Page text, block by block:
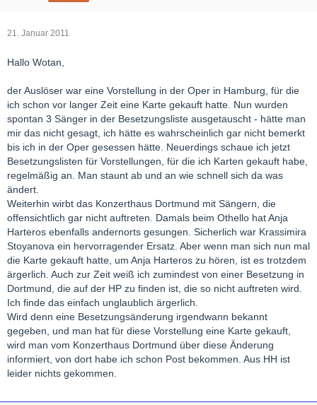
21. Januar 2011
Hallo Wotan,
der Auslöser war eine Vorstellung in der Oper in Hamburg, für die
ich schon vor langer Zeit eine Karte gekauft hatte. Nun wurden
spontan 3 Sänger in der Besetzungsliste ausgetauscht - hätte man
mir das nicht gesagt, ich hätte es wahrscheinlich gar nicht bemerkt
bis ich in der Oper gesessen hätte. Neuerdings schaue ich jetzt
Besetzungslisten für Vorstellungen, für die ich Karten gekauft habe,
regelmäßig an. Man staunt ab und an wie schnell sich da was
ändert.
Weiterhin wirbt das Konzerthaus Dortmund mit Sängern, die
offensichtlich gar nicht auftreten. Damals beim Othello hat Anja
Harteros ebenfalls andernorts gesungen. Sicherlich war Krassimira
Stoyanova ein hervorragender Ersatz. Aber wenn man sich nun mal
die Karte gekauft hatte, um Anja Harteros zu hören, ist es trotzdem
ärgerlich. Auch zur Zeit weiß ich zumindest von einer Besetzung in
Dortmund, die auf der HP zu finden ist, die so nicht auftreten wird.
Ich finde das einfach unglaublich ärgerlich.
Wird denn eine Besetzungsänderung irgendwann bekannt
gegeben, und man hat für diese Vorstellung eine Karte gekauft,
wird man vom Konzerthaus Dortmund über diese Änderung
informiert, von dort habe ich schon Post bekommen. Aus HH ist
leider nichts gekommen.